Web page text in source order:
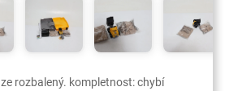
rozbalený. kompletnost: chybí